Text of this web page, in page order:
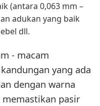
(antara 0,063 mm –
adukan yang baik
dll.
- macam
yang ada
dengan warna
pasir